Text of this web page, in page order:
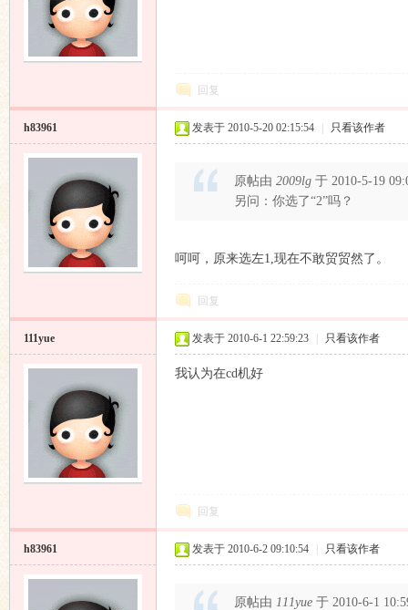
回复
h83961 发表于 2010-5-20 02:15:54 只看该作者
原帖由 2009lg于 2010-5-19
另问：你选了“2”吗？
呵呵，原来选左1,现在不敢贸贸然了。
回复
111yue 发表于 2010-6-1 22:59:23 只看该作者
我认为在cd机好
回复
h83961 发表于 2010-6-2 09:10:54 只看该作者
原帖由 111yue于 2010-6-1